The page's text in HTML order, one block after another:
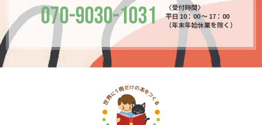
070-9030-1031
〈受付時間〉
平日 10：00 ～ 17：00
（年末年始休業を除く）